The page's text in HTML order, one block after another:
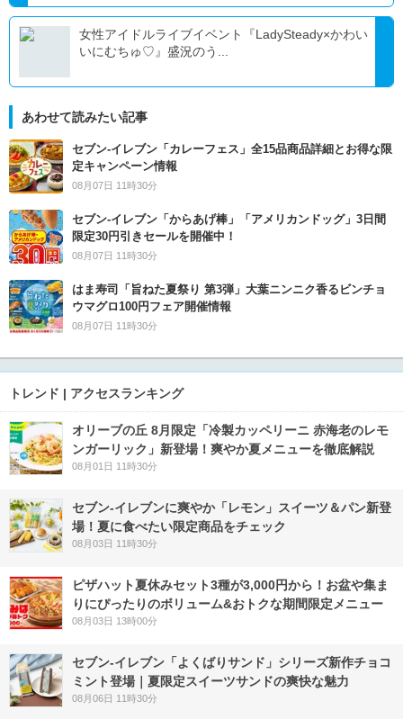
女性アイドルライブイベント『LadySteady×かわい
いにむちゅ♡』盛況のう...
あわせて読みたい記事
セブン‐イレブン「カレーフェス」全15品商品詳細とお得な限
定キャンペーン情報
08月07日 11時30分
セブン‐イレブン「からあげ棒」「アメリカンドッグ」3日間
限定30円引きセールを開催中！
08月07日 11時30分
はま寿司「旨ねた夏祭り 第3弾」大葉ニンニク香るビンチョ
ウマグロ100円フェア開催情報
08月07日 11時30分
トレンド | アクセスランキング
オリーブの丘 8月限定「冷製カッペリーニ 赤海老のレモ
ンガーリック」新登場！爽やか夏メニューを徹底解説
08月01日 11時30分
セブン‐イレブンに爽やか「レモン」スイーツ＆パン新登
場！夏に食べたい限定商品をチェック
08月03日 11時30分
ピザハット夏休みセット3種が3,000円から！お盆や集ま
りにぴったりのボリューム&おトクな期間限定メニュー
08月03日 13時00分
セブン‐イレブン「よくばりサンド」シリーズ新作チョコ
ミント登場｜夏限定スイーツサンドの爽快な魅力
08月06日 11時30分